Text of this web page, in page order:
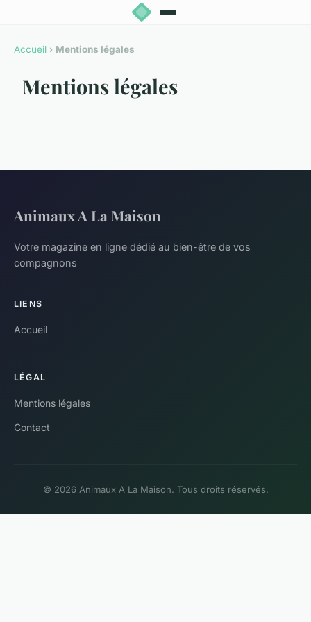
Accueil › Mentions légales
Mentions légales
Animaux A La Maison
Votre magazine en ligne dédié au bien-être de vos
compagnons
LIENS
Accueil
LÉGAL
Mentions légales
Contact
© 2026 Animaux A La Maison. Tous droits réservés.